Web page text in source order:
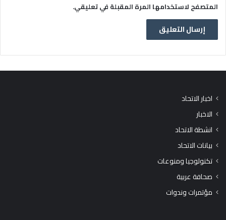
المتصفح لاستخدامها المرة المقبلة في تعليقي.
اخبار الاتحاد
الاخبار
انشطة الاتحاد
بيانات الاتحاد
تكنولوجيا ومنوعات
صحافة عربية
مؤتمرات وندوات